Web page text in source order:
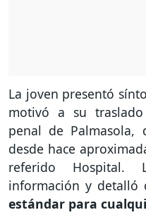
La joven presentó
motivó a su
penal de Palmasola,
desde hace
referido Hospital.
información y
estándar para